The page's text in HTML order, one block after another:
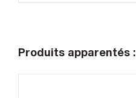
Produits apparentés :